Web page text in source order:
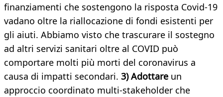
finanziamenti che sostengono la risposta Covid-19
vadano oltre la riallocazione di fondi esistenti per
gli aiuti. Abbiamo visto che trascurare il sostegno
ad altri servizi sanitari oltre al COVID può
comportare molti più morti del coronavirus a
causa di impatti secondari. 3) Adottare un
approccio coordinato multi-stakeholder che